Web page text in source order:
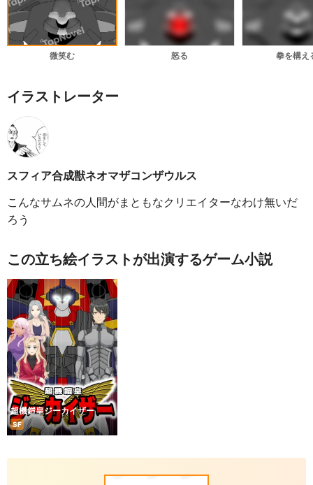
微笑む 怒る 拳を構え
イラストレーター
スフィア合成獣ネオマザコンザウルス
こんなサムネの人間がまともなクリエイターなわけ無いだ
ろう
この立ち絵イラストが出演するゲーム小説
超機鎧皇ジーカイザー
SF